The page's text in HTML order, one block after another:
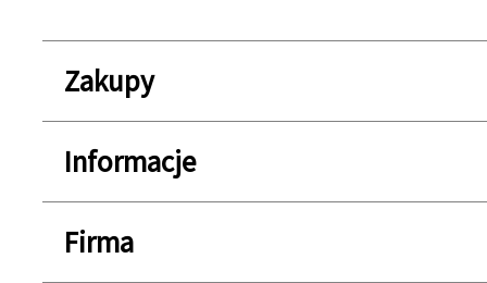
Zakupy
Informacje
Firma